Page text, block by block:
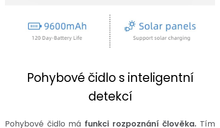
Pohybové čidlo s inteligentní
detekcí
Pohybové čidlo má funkci rozpoznání člověka. Tím